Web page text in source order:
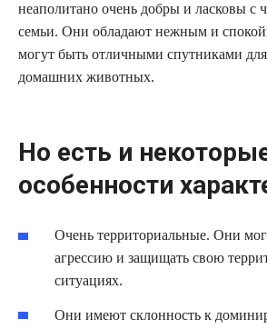
неаполитано очень добры и ласковы с
семьи. Они обладают нежным и
могут быть отличными спутниками
домашних животных.
Но есть и
особенности
Очень территориальные. Они
агрессию и защищать свою
ситуациях.
Они имеют склонность к